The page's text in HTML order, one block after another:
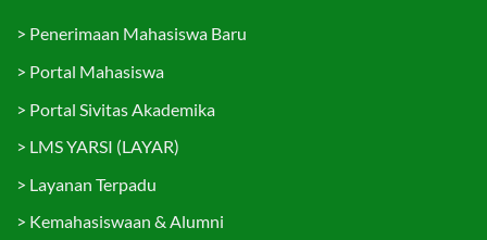
> Penerimaan Mahasiswa Baru
> Portal Mahasiswa
> Portal Sivitas Akademika
> LMS YARSI (LAYAR)
> Layanan Terpadu
> Kemahasiswaan & Alumni